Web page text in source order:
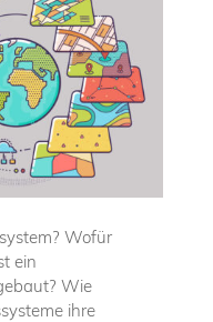
Wofür
ein
Wie
ihre